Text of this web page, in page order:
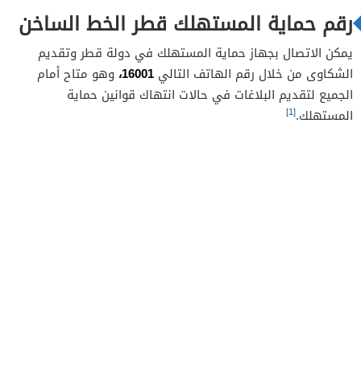
رقم حماية المستهلك قطر الخط الساخن
يمكن الاتصال بجهاز حماية المستهلك في دولة قطر وتقديم
الشكاوى من خلال رقم الهاتف التالي 16001، وهو متاح أمام
الجميع لتقديم البلاغات في حالات انتهاك قوانين حماية
المستهلك.[1]